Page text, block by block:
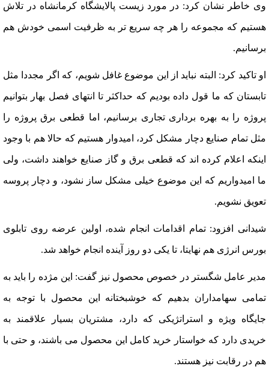
وی خاطر نشان کرد: در مورد زیست پالایشگاه کرمانشاه در تلاش
هستیم که مجموعه را هر چه سریع تر به ظرفیت اسمی خودش هم
برسانیم.
او تاکید کرد: البته نباید از این موضوع غافل شویم، که اگر مجددا مثل
تابستان که ما قول داده بودیم که حداکثر تا انتهای فصل بهار بتوانیم
پروژه را به بهره برداری تجاری برسانیم، اما قطعی برق پروژه را
مثل تمام صنایع دچار مشکل کرد، امیدوار هستیم که حالا هم با وجود
اینکه اعلام کرده اند که قطعی برق و گاز صنایع خواهند داشت، ولی
ما امیدواریم که این موضوع خیلی مشکل ساز نشود، و دچار پروسه
تعویق نشویم.
شیدانی افزود: تمام اقدامات انجام شده، اولین عرضه روی تابلوی
بورس انرژی هم نهایتا، تا یکی دو روز آینده انجام خواهد شد.
مدیر عامل شگستر در خصوص محصول نیز گفت: این مژده را باید به
تمامی سهامداران بدهیم که خوشبختانه این محصول با توجه به
جایگاه ویژه و استراتژیکی که دارد، مشتریان بسیار علاقمند به
خریدی دارد که خواستار خرید کامل این محصول می باشند، و حتی با
هم در رقابت نیز هستند.